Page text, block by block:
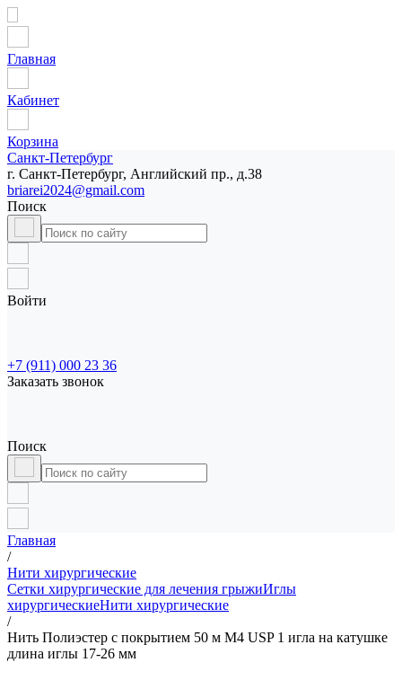
Главная
Кабинет
Корзина
Санкт-Петербург
г. Санкт-Петербург, Английский пр., д.38
briarei2024@gmail.com
Поиск
Войти
+7 (911) 000 23 36
Заказать звонок
Поиск
Главная
/
Нити хирургические
Сетки хирургические для лечения грыжиИглы
хирургическиеНити хирургические
/
Нить Полиэстер с покрытием 50 м М4 USP 1 игла на катушке
длина иглы 17-26 мм